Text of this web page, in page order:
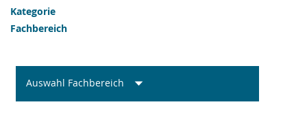
Kategorie
Fachbereich
Auswahl Fachbereich